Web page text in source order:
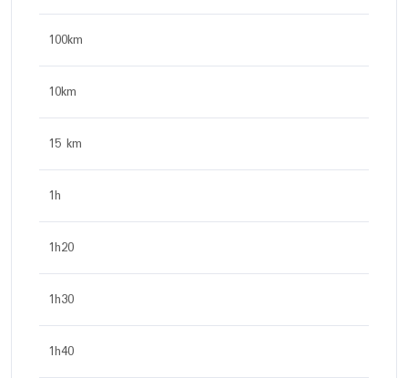
100km
10km
15 km
1h
1h20
1h30
1h40